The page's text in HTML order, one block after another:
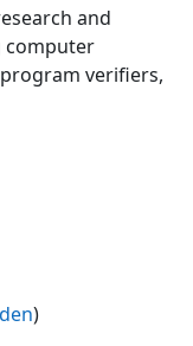
and
computer
verifiers,
)